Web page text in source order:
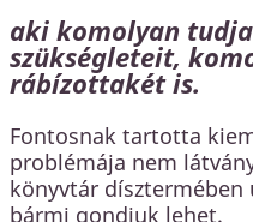
aki komolyan
szükségleteit,
rábízottakét is.
Fontosnak tartotta
problémája nem
könyvtár
bármi gondjuk lehet.